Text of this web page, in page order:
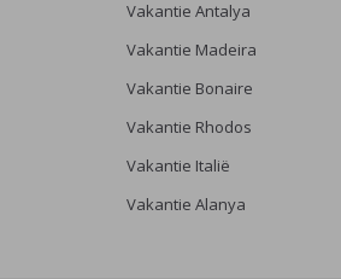
Vakantie Antalya
Vakantie Madeira
Vakantie Bonaire
Vakantie Rhodos
Vakantie Italië
Vakantie Alanya